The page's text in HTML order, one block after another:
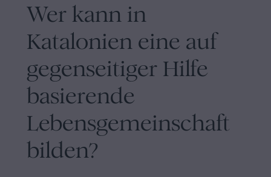
Wer kann in
Katalonien eine auf
gegenseitiger Hilfe
basierende
Lebensgemeinschaft
bilden?